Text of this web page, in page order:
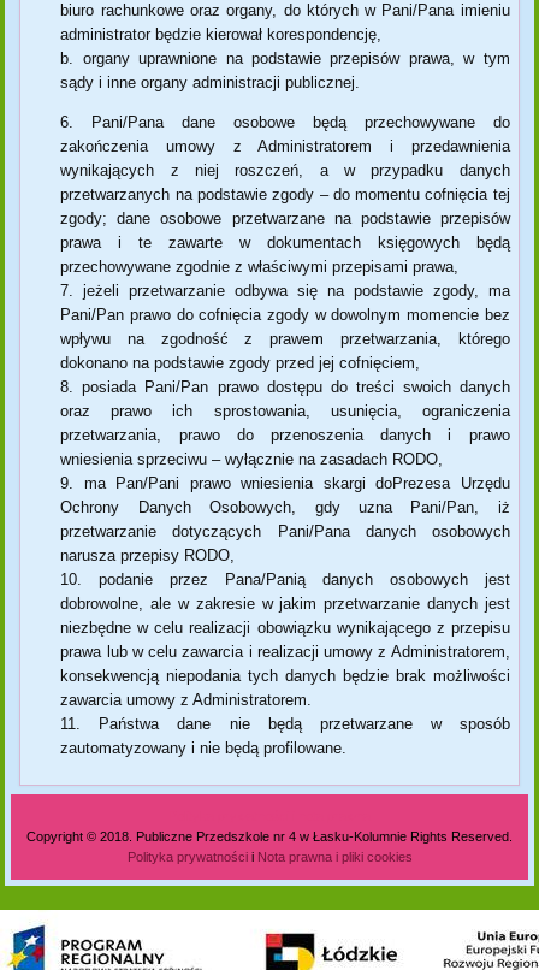
biuro rachunkowe oraz organy, do których w Pani/Pana imieniu
administrator będzie kierował korespondencję,
organy uprawnione na podstawie przepisów prawa, w tym
sądy i inne organy administracji publicznej.
Pani/Pana dane osobowe będą przechowywane do
zakończenia umowy z Administratorem i przedawnienia
wynikających z niej roszczeń, a w przypadku danych
przetwarzanych na podstawie zgody – do momentu cofnięcia tej
zgody; dane osobowe przetwarzane na podstawie przepisów
prawa i te zawarte w dokumentach księgowych będą
przechowywane zgodnie z właściwymi przepisami prawa,
jeżeli przetwarzanie odbywa się na podstawie zgody, ma
Pani/Pan prawo do cofnięcia zgody w dowolnym momencie bez
wpływu na zgodność z prawem przetwarzania, którego
dokonano na podstawie zgody przed jej cofnięciem,
posiada Pani/Pan prawo dostępu do treści swoich danych
oraz prawo ich sprostowania, usunięcia, ograniczenia
przetwarzania, prawo do przenoszenia danych i prawo
wniesienia sprzeciwu – wyłącznie na zasadach RODO,
ma Pan/Pani prawo wniesienia skargi doPrezesa Urzędu
Ochrony Danych Osobowych, gdy uzna Pani/Pan, iż
przetwarzanie dotyczących Pani/Pana danych osobowych
narusza przepisy RODO,
podanie przez Pana/Panią danych osobowych jest
dobrowolne, ale w zakresie w jakim przetwarzanie danych jest
niezbędne w celu realizacji obowiązku wynikającego z przepisu
prawa lub w celu zawarcia i realizacji umowy z Administratorem,
konsekwencją niepodania tych danych będzie brak możliwości
zawarcia umowy z Administratorem.
Państwa dane nie będą przetwarzane w sposób
zautomatyzowany i nie będą profilowane.
Copyright © 2018. Publiczne Przedszkole nr 4 w Łasku-Kolumnie Rights Reserved.
Polityka prywatnościi Nota prawna i pliki cookies